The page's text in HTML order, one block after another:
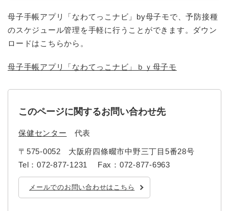
母子手帳アプリ「なわてっこナビ」by母子モで、予防接種
のスケジュール管理を手軽に行うことができます。ダウン
ロードはこちらから。
母子手帳アプリ「なわてっこナビ」ｂｙ母子モ
このページに関するお問い合わせ先
保健センター 代表
〒575-0052
大阪府四條畷市中野三丁目5番28号
Tel：072-877-1231
Fax：072-877-6963
メールでのお問い合わせはこちら